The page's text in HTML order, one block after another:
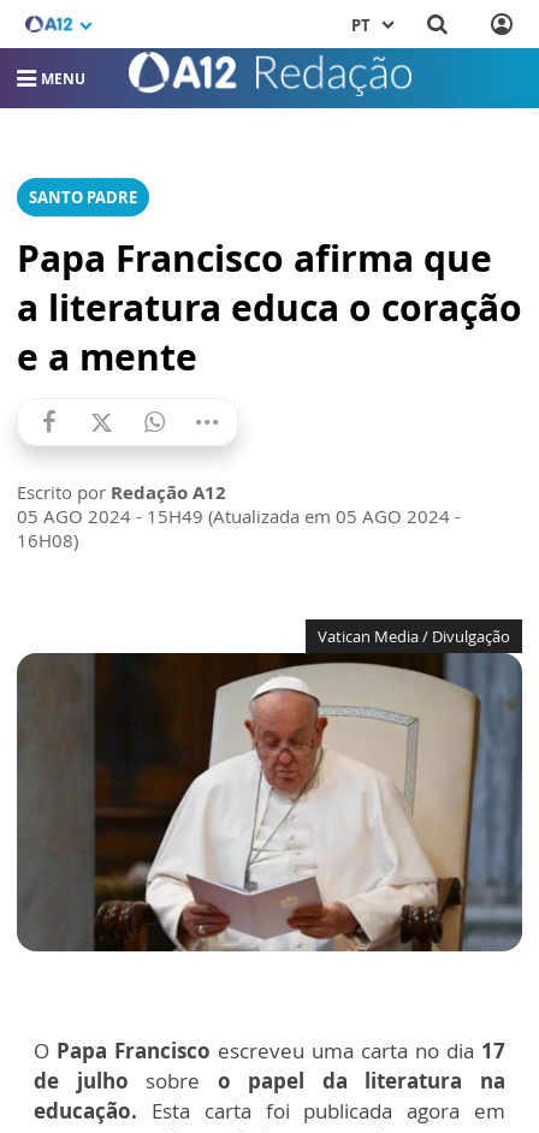
PT
MENU
SANTO PADRE
Papa Francisco afirma que
a literatura educa o coração
e a mente
Escrito por Redação A12
05 AGO 2024 - 15H49 (Atualizada em 05 AGO 2024 -
16H08)
Vatican Media / Divulgação
O Papa Francisco escreveu uma carta no dia 17
de julho sobre o papel da literatura na
educação. Esta carta foi publicada agora em